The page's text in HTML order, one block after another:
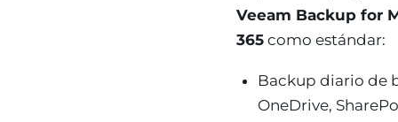
Veeam Backup for
365 como estándar:
Backup diario de
OneDrive,